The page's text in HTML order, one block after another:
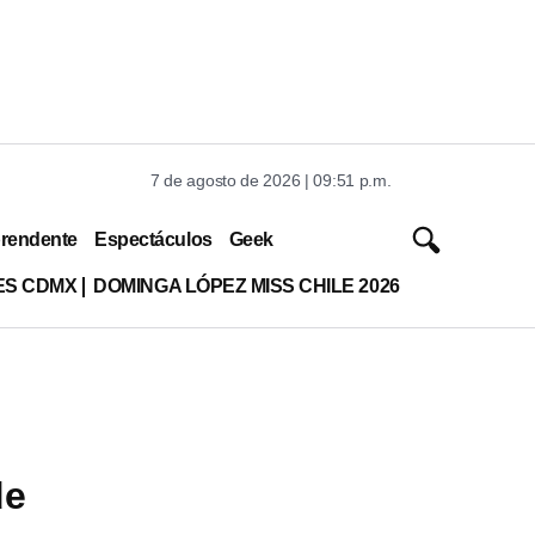
7 de agosto de 2026 | 09:51 p.m.
Espectáculos Geek
CDMX DOMINGA LÓPEZ MISS CHILE 2026